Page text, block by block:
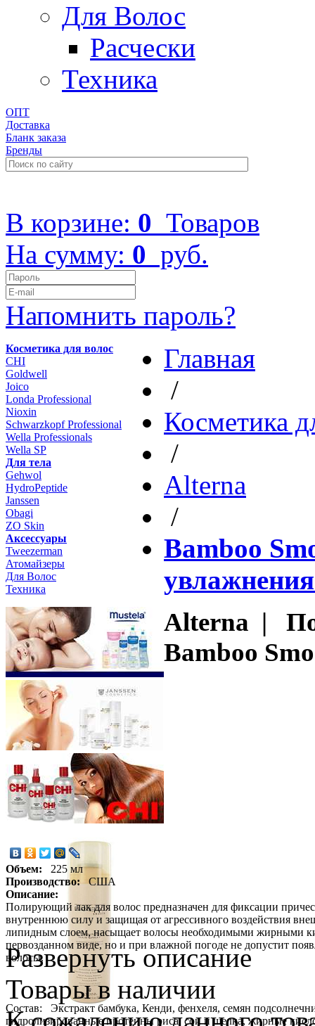
Для Волос
Расчески
Техника
ОПТ
Доставка
Бланк заказа
Бренды
В корзине: 0 Товаров
На сумму: 0 руб.
Напомнить пароль?
Косметика для волос
CHI
Goldwell
Joico
Londa Professional
Nioxin
Schwarzkopf Professional
Wella Professionals
Wella SP
Для тела
Gehwol
HydroPeptide
Janssen
Obagi
ZO Skin
Aксессуары
Tweezerman
Атомайзеры
Для Волос
Техника
Главная
/
Косметика
/
Altеrna
/
Bamboo
Alterna |
Bamboo
Объем:
225 мл
Производство:
США
Описание:
Полирующий лак для волос предназначен для фиксации
внутреннюю силу и защищая от агрессивного воздействия
липидным слоем, насыщает волосы необходимыми жирными
первозданном виде, но и при влажной погоде не допустит
волосы.
Состав: Экстракт бамбука, Кенди, фенхеля, семян
гидролизированные протеины риса, сои и шелка, жирные
Развернуть описание
Товары в наличии